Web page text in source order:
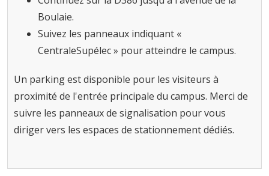
Boulaie.
Suivez les panneaux indiquant «
CentraleSupélec » pour atteindre le campus.
Un parking est disponible pour les visiteurs à
proximité de l'entrée principale du campus. Merci de
suivre les panneaux de signalisation pour vous
diriger vers les espaces de stationnement dédiés.